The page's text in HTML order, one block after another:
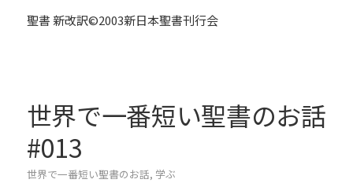
聖書 新改訳©2003新日本聖書刊行会
世界で一番短い聖書のお話
#013
世界で一番短い聖書のお話, 学ぶ